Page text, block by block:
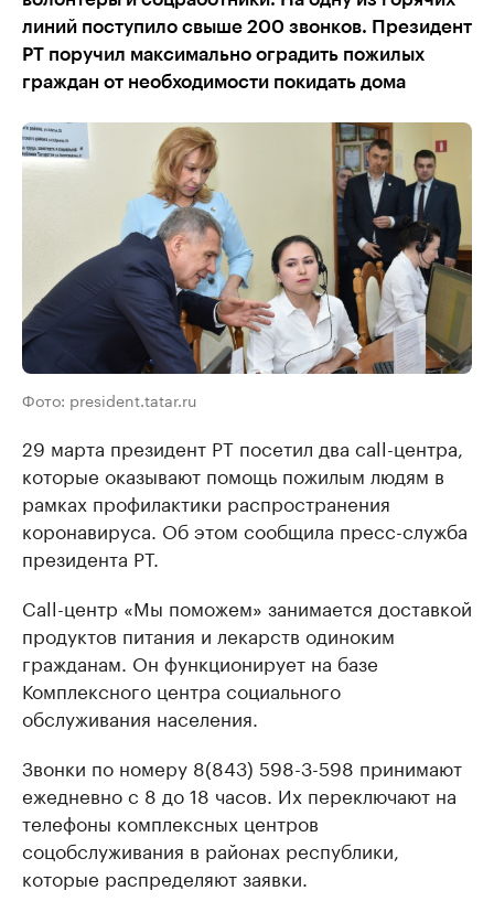
линий поступило свыше 200 звонков. Президент
РТ поручил максимально оградить пожилых
граждан от необходимости покидать дома
Фото: president.tatar.ru
29 марта президент РТ посетил два call-центра,
которые оказывают помощь пожилым людям в
рамках профилактики распространения
коронавируса. Об этом сообщила пресс-служба
президента РТ.
Call-центр «Мы поможем» занимается доставкой
продуктов питания и лекарств одиноким
гражданам. Он функционирует на базе
Комплексного центра социального
обслуживания населения.
Звонки по номеру 8(843) 598-3-598 принимают
ежедневно с 8 до 18 часов. Их переключают на
телефоны комплексных центров
соцобслуживания в районах республики,
которые распределяют заявки.